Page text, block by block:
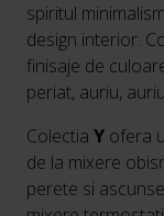
spiritul
design interior.
finisaje de
periat, auriu,
Colectia Y ofera
de la mixere
perete si